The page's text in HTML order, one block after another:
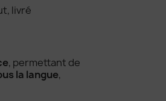
livré
, permettant de
la langue,